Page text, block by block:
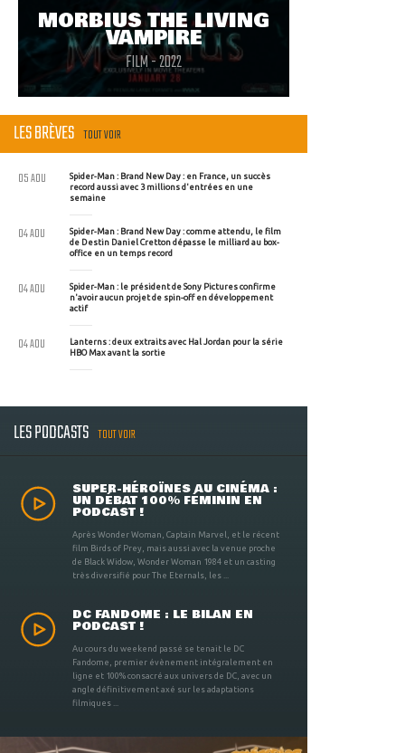
MORBIUS THE LIVING
VAMPIRE
FILM - 2022
LES BRÈVES TOUT VOIR
Spider-Man : Brand New Day : en France, un succès
record aussi avec 3 millions d'entrées en une
semaine
05 AOU
Spider-Man : Brand New Day : comme attendu, le film
de Destin Daniel Cretton dépasse le milliard au box-
office en un temps record
04 AOU
Spider-Man : le président de Sony Pictures confirme
n'avoir aucun projet de spin-off en développement
actif
04 AOU
Lanterns : deux extraits avec Hal Jordan pour la série
HBO Max avant la sortie
04 AOU
LES PODCASTS TOUT VOIR
SUPER-HÉROÏNES AU CINÉMA :
UN DÉBAT 100% FÉMININ EN
PODCAST !
Après Wonder Woman, Captain Marvel, et le récent
film Birds of Prey, mais aussi avec la venue proche
de Black Widow, Wonder Woman 1984 et un casting
très diversifié pour The Eternals, les ...
DC FANDOME : LE BILAN EN
PODCAST !
Au cours du weekend passé se tenait le DC
Fandome, premier évènement intégralement en
ligne et 100% consacré aux univers de DC, avec un
angle définitivement axé sur les adaptations
filmiques ...